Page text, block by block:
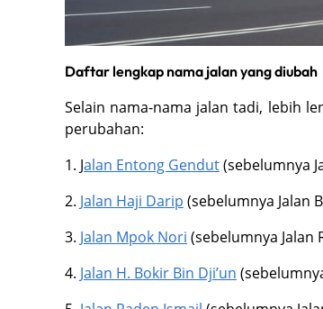
Daftar lengkap nama jalan yang diubah
Selain nama-nama jalan tadi, lebih
perubahan:
1. Jalan Entong Gendut(sebelumnya
2. Jalan Haji Darip (sebelumnya Jalan
3. Jalan Mpok Nori (sebelumnya Jalan
4. Jalan H. Bokir Bin Dji’un